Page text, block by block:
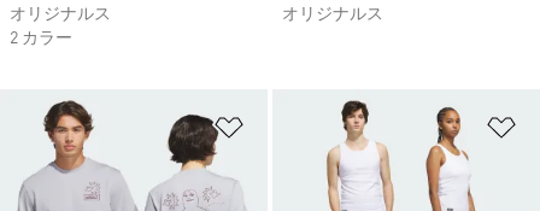
オリジナルス
2 カラー
オリジナルス
ほしいものリストに追加